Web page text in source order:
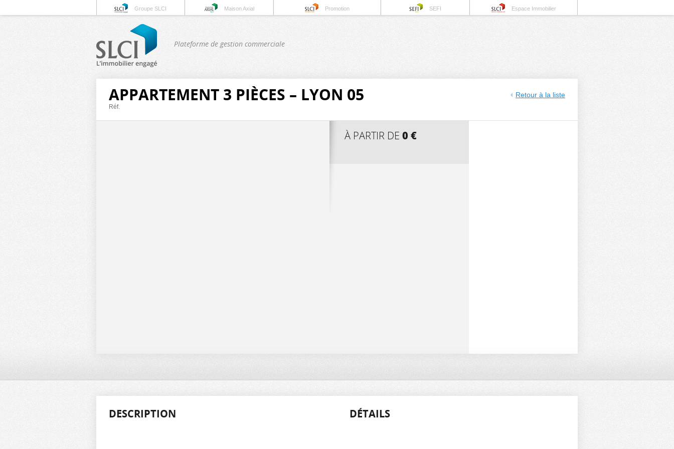
Groupe SLCI Maison Axial Promotion SEFI Espace Immobilier
Plateforme de gestion commerciale
APPARTEMENT 3 PIÈCES – LYON 05
Réf.
Retour à la liste
À PARTIR DE 0 €
DESCRIPTION DÉTAILS